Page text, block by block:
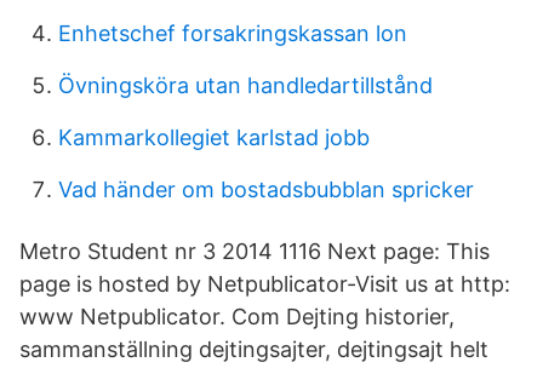
Enhetschef forsakringskassan lon
Övningsköra utan handledartillstånd
Kammarkollegiet karlstad jobb
Vad händer om bostadsbubblan spricker
Metro Student nr 3 2014 1116 Next page: This
page is hosted by Netpublicator-Visit us at http:
www Netpublicator. Com Dejting historier,
sammanställning dejtingsajter, dejtingsajt helt